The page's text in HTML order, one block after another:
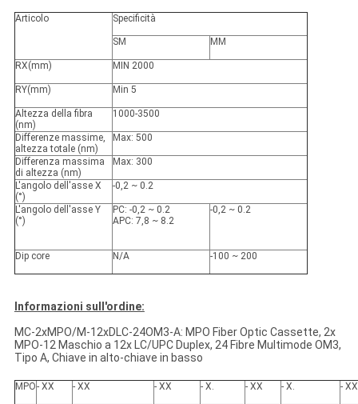
Articolo Specificità
SM MM
RX(mm) MIN 2000
RY(mm) Min 5
Altezza della fibra
(nm)
1000-3500
Differenze massime,
altezza totale (nm)
Max: 500
Differenza massima
di altezza (nm)
Max: 300
L'angolo dell'asse X
(°)
-0,2 ~ 0.2
L'angolo dell'asse Y
(°)
PC: -0,2 ~ 0.2
APC: 7,8 ~ 8.2
-0,2 ~ 0.2
Dip core N/A -100 ~ 200
Informazioni sull'ordine:
MC-2xMPO/M-12xDLC-24OM3-A: MPO Fiber Optic Cassette, 2x
MPO-12 Maschio a 12x LC/UPC Duplex, 24 Fibre Multimode OM3,
Tipo A, Chiave in alto-chiave in basso
MPO- XX - XX - XX - X. - XX - X. - XX